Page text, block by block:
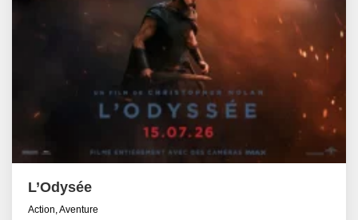
L’Odysée
Action, Aventure